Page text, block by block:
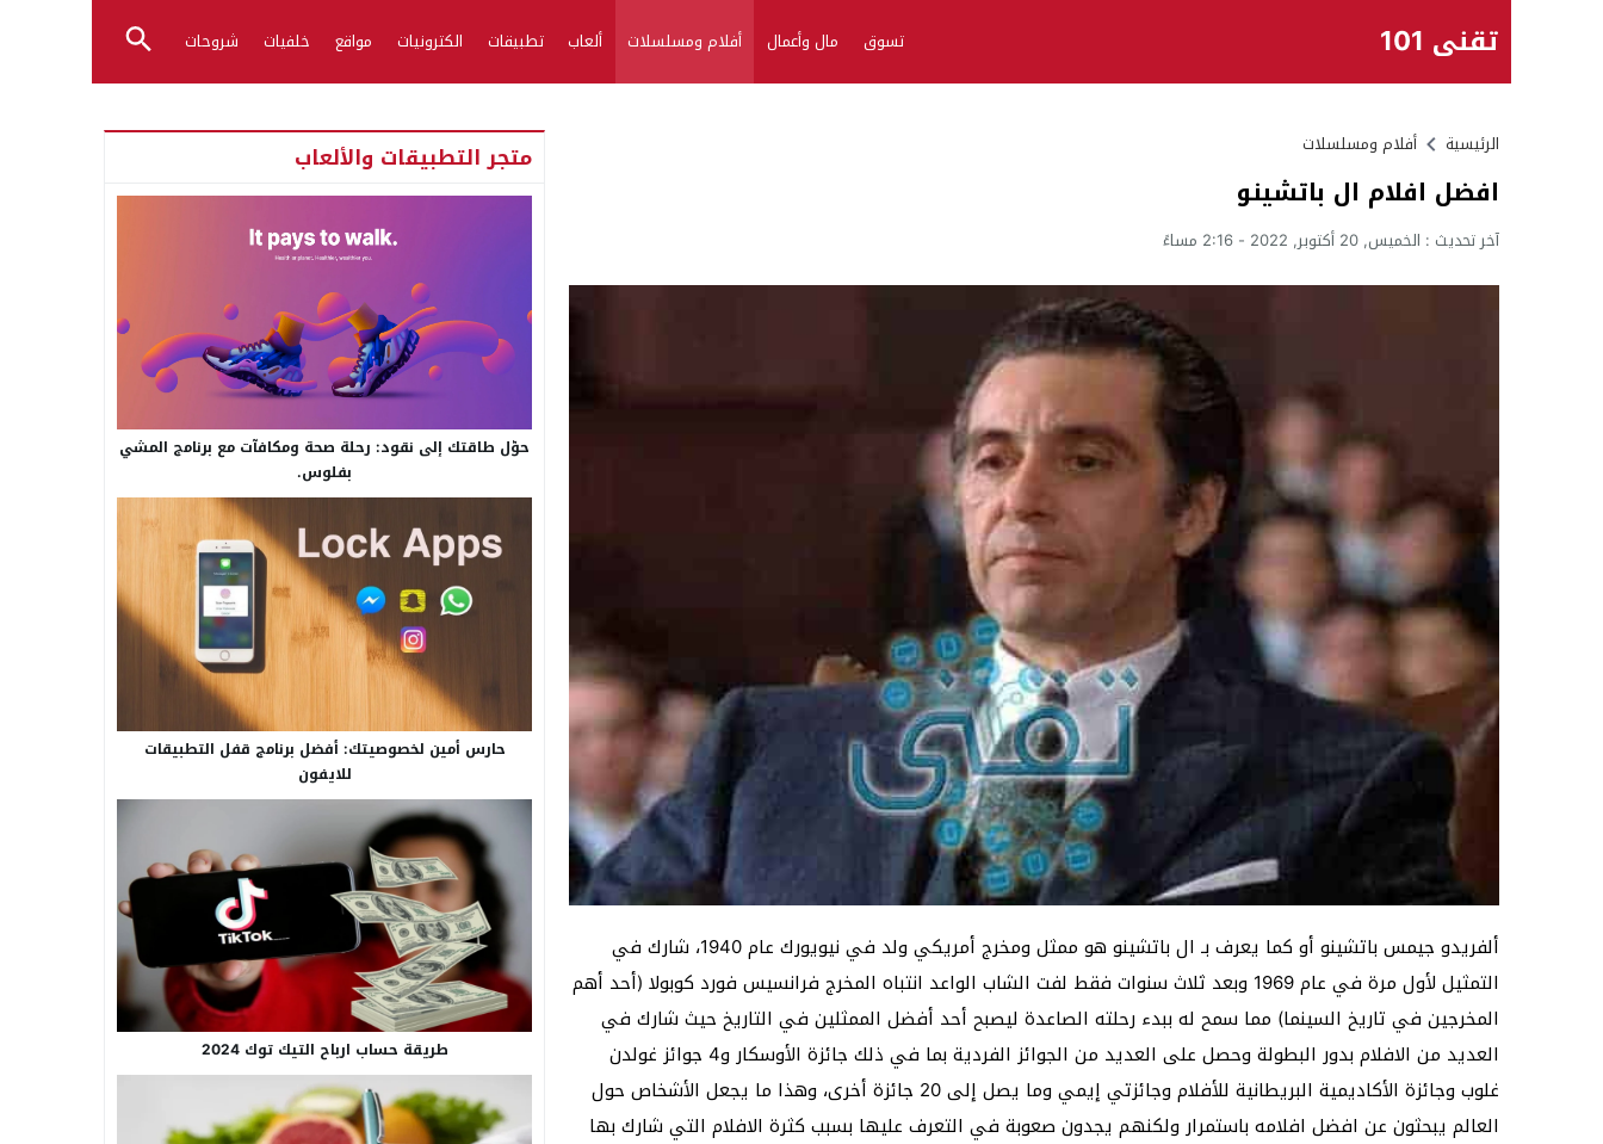
تقني 101 تسوق مال وأعمال أفلام ومسلسلات ألعاب تطبيقات الكترونيات مواقع خلفيات شروحات
الرئيسية أفلام ومسلسلات
افضل افلام ال باتشينو
آخر تحديث : الخميس, 20 أكتوبر, 2022 - 2:16 مساءً
ألفريدو جيمس باتشينو أو كما يعرف بـ ال باتشينو هو ممثل ومخرج أمريكي ولد في نيويورك عام 1940، شارك في
التمثيل لأول مرة في عام 1969 وبعد ثلاث سنوات فقط لفت الشاب الواعد انتباه المخرج فرانسيس فورد كوبولا (أحد أهم
المخرجين في تاريخ السينما) مما سمح له ببدء رحلته الصاعدة ليصبح أحد أفضل الممثلين في التاريخ حيث شارك في
العديد من الافلام بدور البطولة وحصل على العديد من الجوائز الفردية بما في ذلك جائزة الأوسكار و4 جوائز غولدن
غلوب وجائزة الأكاديمية البريطانية للأفلام وجائزتي إيمي وما يصل إلى 20 جائزة أخرى، وهذا ما يجعل الأشخاص حول
العالم يبحثون عن افضل افلامه باستمرار ولكنهم يجدون صعوبة في التعرف عليها بسبب كثرة الافلام التي شارك بها
متجر التطبيقات والألعاب
حوّل طاقتك إلى نقود: رحلة صحة ومكافآت مع برنامج المشي
بفلوس.
حارس أمين لخصوصيتك: أفضل برنامج قفل التطبيقات
للايفون
طريقة حساب ارباح التيك توك 2024